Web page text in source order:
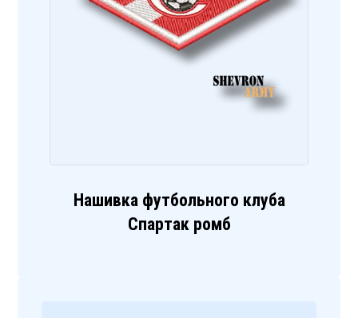
Нашивка футбольного клуба
Спартак ромб